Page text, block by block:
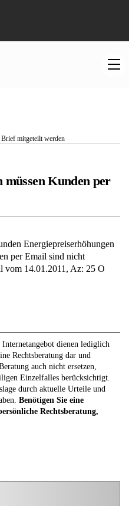
mitgeteilt werden
müssen Kunden per
Energiepreiserhöhungen
per Email sind nicht
vom 14.01.2011, Az: 25 O
dienen lediglich
Rechtsberatung dar und
auch nicht ersetzen,
Einzelfalles berücksichtigt.
durch aktuelle Urteile und
Benötigen Sie eine
Rechtsberatung,